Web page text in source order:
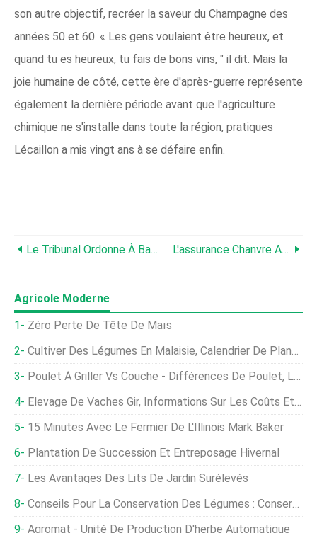
son autre objectif, recréer la saveur du Champagne des
années 50 et 60. « Les gens voulaient être heureux, et
quand tu es heureux, tu fais de bons vins, " il dit. Mais la
joie humaine de côté, cette ère d'après-guerre représente
également la dernière période avant que l'agriculture
chimique ne s'installe dans toute la région, pratiques
Lécaillon a mis vingt ans à se défaire enfin.
Le Tribunal Ordonne À Bayer De Payer 265 Millions De Dollars À Une Ferme Touchée Par Dicamba Drift L'assurance Chanvre Arrive, Rapprocher Le Chanvre D'une Culture Traditionnelle
Agricole Moderne
Zéro Perte De Tête De Maïs
Cultiver Des Légumes En Malaisie, Calendrier De Plantation
Poulet À Griller Vs Couche - Différences De Poulet, La Gestion
Élevage De Vaches Gir, Informations Sur Les Coûts Et Les Bénéfices
15 Minutes Avec Le Fermier De L'Illinois Mark Baker
Plantation De Succession Et Entreposage Hivernal
Les Avantages Des Lits De Jardin Surélevés
Conseils Pour La Conservation Des Légumes : Conserver Différents Types De Légumes
Agromat - Unité De Production D'herbe Automatique